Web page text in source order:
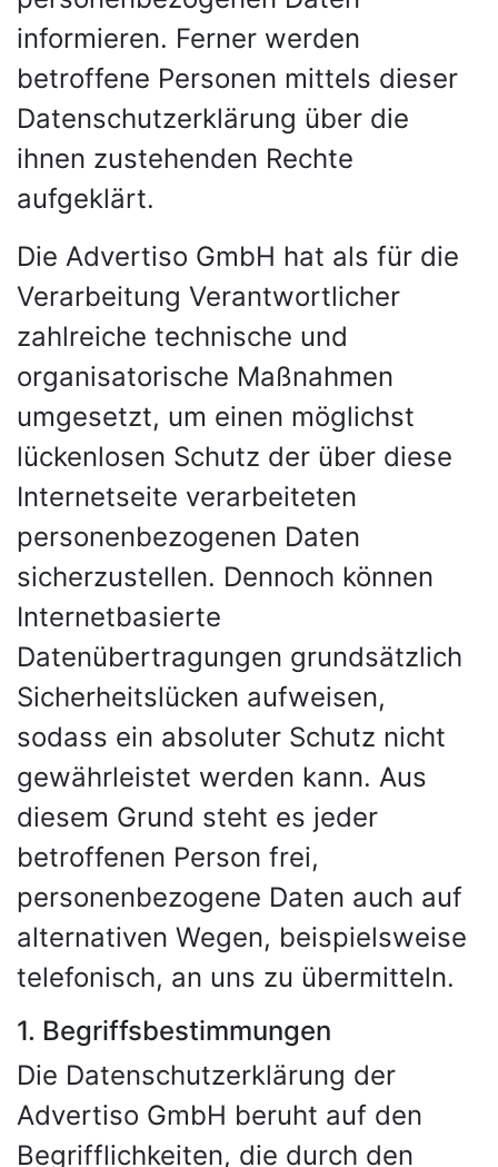
informieren. Ferner werden
betroffene Personen mittels dieser
Datenschutzerklärung über die
ihnen zustehenden Rechte
aufgeklärt.
Die Advertiso GmbH hat als für die
Verarbeitung Verantwortlicher
zahlreiche technische und
organisatorische Maßnahmen
umgesetzt, um einen möglichst
lückenlosen Schutz der über diese
Internetseite verarbeiteten
personenbezogenen Daten
sicherzustellen. Dennoch können
Internetbasierte
Datenübertragungen grundsätzlich
Sicherheitslücken aufweisen,
sodass ein absoluter Schutz nicht
gewährleistet werden kann. Aus
diesem Grund steht es jeder
betroffenen Person frei,
personenbezogene Daten auch auf
alternativen Wegen, beispielsweise
telefonisch, an uns zu übermitteln.
1. Begriffsbestimmungen
Die Datenschutzerklärung der
Advertiso GmbH beruht auf den
Begrifflichkeiten, die durch den